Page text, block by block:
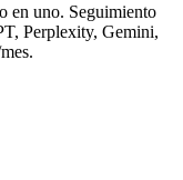
en uno. Seguimiento
Perplexity, Gemini,